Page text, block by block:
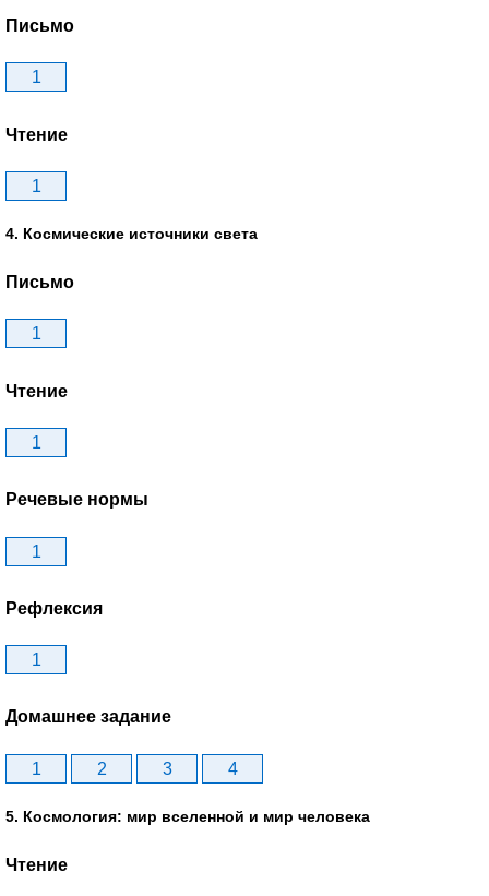
Письмо
1
Чтение
1
4. Космические источники света
Письмо
1
Чтение
1
Речевые нормы
1
Рефлексия
1
Домашнее задание
1 2 3 4
5. Космология: мир вселенной и мир человека
Чтение